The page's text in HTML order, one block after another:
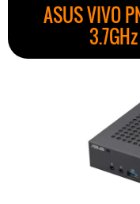
ASUS VIVO